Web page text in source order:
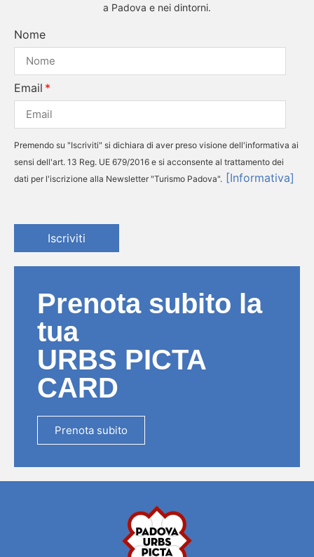
a Padova e nei dintorni.
Nome
Email
Premendo su "Iscriviti" si dichiara di aver preso visione dell'informativa ai
sensi dell'art. 13 Reg. UE 679/2016 e si acconsente al trattamento dei
dati per l'iscrizione alla Newsletter "Turismo Padova". [Informativa]
Iscriviti
Prenota subito la
tua
URBS PICTA
CARD
Prenota subito